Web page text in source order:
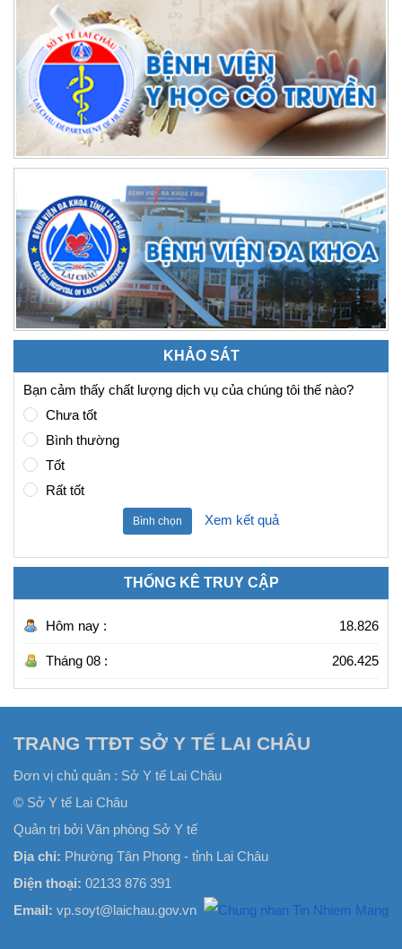
KHẢO SÁT
Bạn cảm thấy chất lượng dịch vụ của chúng tôi thế nào?
Chưa tốt
Bình thường
Tốt
Rất tốt
Bình chọn Xem kết quả
THỐNG KÊ TRUY CẬP
Hôm nay : 18.826
Tháng 08 : 206.425
TRANG TTĐT SỞ Y TẾ LAI CHÂU
Đơn vị chủ quản : Sở Y tế Lai Châu
© Sở Y tế Lai Châu
Quản trị bởi Văn phòng Sở Y tế
Địa chỉ: Phường Tân Phong - tỉnh Lai Châu
Điện thoại: 02133 876 391
Email: vp.soyt@laichau.gov.vn